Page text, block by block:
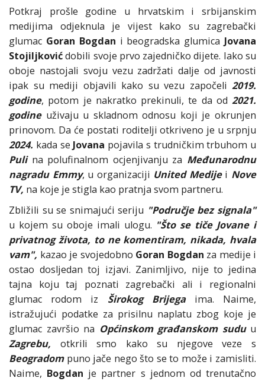
Potkraj prošle godine u hrvatskim i srbijanskim
medijima odjeknula je vijest kako su zagrebački
glumac Goran Bogdan i beogradska glumica Jovana
Stojiljkovićdobili svoje prvo zajedničko dijete. Iako su
oboje nastojali svoju vezu zadržati dalje od javnosti
ipak su mediji objavili kako su vezu započeli 2019.
godine, potom je nakratko prekinuli, te da od 2021.
godineuživaju u skladnom odnosu koji je okrunjen
prinovom. Da će postati roditelji otkriveno je u srpnju
2024. kada se Jovana pojavila s trudničkim trbuhom u
Pulina polufinalnom ocjenjivanju za Međunarodnu
nagradu Emmy, u organizaciji United Medijei Nove
TV, na koje je stigla kao pratnja svom partneru.
Zbližili su se snimajući seriju "Područje bez signala"
u kojem su oboje imali ulogu. "Što se tiče Jovane i
privatnog života, to ne komentiram, nikada, hvala
vam", kazao je svojedobno Goran Bogdan za medije i
ostao dosljedan toj izjavi. Zanimljivo, nije to jedina
tajna koju taj poznati zagrebački ali i regionalni
glumac rodom iz Širokog Brijegaima. Naime,
istražujući podatke za prisilnu naplatu zbog koje je
glumac završio na Općinskom građanskom sudu u
Zagrebu, otkrili smo kako su njegove veze s
Beogradompuno jače nego što se to može i zamisliti.
Naime, Bogdan je partner s jednom od trenutačno